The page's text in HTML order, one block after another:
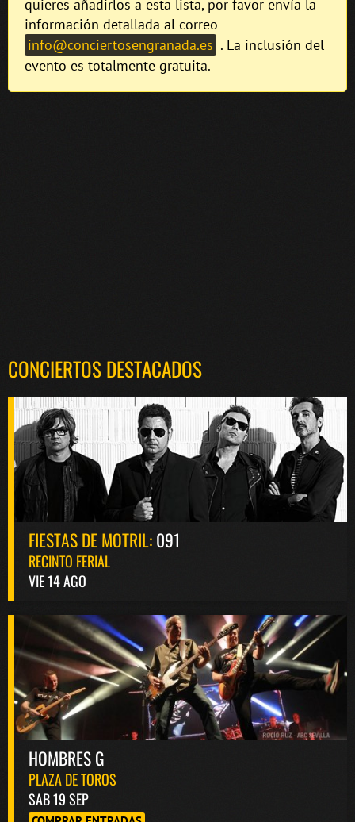
quieres añadirlos a esta lista, por favor envía la
información detallada al correo
info@conciertosengranada.es . La inclusión del
evento es totalmente gratuita.
CONCIERTOS DESTACADOS
FIESTAS DE MOTRIL:091
RECINTO FERIAL
VIE 14 AGO
HOMBRES G
PLAZA DE TOROS
SAB 19 SEP